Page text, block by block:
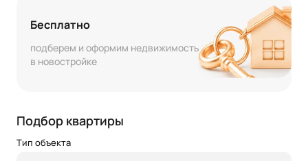
Бесплатно
подберем и оформим недвижимость
в новостройке
Подбор квартиры
Тип объекта